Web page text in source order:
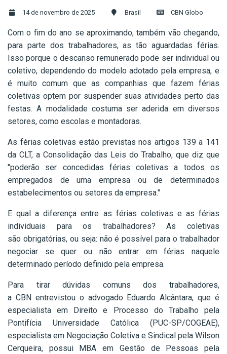
14 de novembro de 2025 Brasil CBN Globo
Com o fim do ano se aproximando, também vão chegando,
para parte dos trabalhadores, as tão aguardadas férias.
Isso porque o descanso remunerado pode ser individual ou
coletivo, dependendo do modelo adotado pela empresa, e
é muito comum que as companhias que fazem férias
coletivas optem por suspender suas atividades perto das
festas. A modalidade costuma ser aderida em diversos
setores, como escolas e montadoras.
As férias coletivas estão previstas nos artigos 139 a 141
da CLT, a Consolidação das Leis do Trabalho, que diz que
"poderão ser concedidas férias coletivas a todos os
empregados de uma empresa ou de determinados
estabelecimentos ou setores da empresa."
E qual a diferença entre as férias coletivas e as férias
individuais para os trabalhadores? As coletivas
são obrigatórias, ou seja: não é possível para o trabalhador
negociar se quer ou não entrar em férias naquele
determinado período definido pela empresa.
Para tirar dúvidas comuns dos trabalhadores,
a CBN entrevistou o advogado Eduardo Alcântara, que é
especialista em Direito e Processo do Trabalho pela
Pontifícia Universidade Católica (PUC-SP/COGEAE),
especialista em Negociação Coletiva e Sindical pela Wilson
Cerqueira, possui MBA em Gestão de Pessoas pela